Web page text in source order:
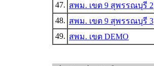
47. สพม. เขต 9 สุพรรณบุรี 2
48. สพม. เขต 9 สุพรรณบุรี 3
49. สพม. เขต DEMO